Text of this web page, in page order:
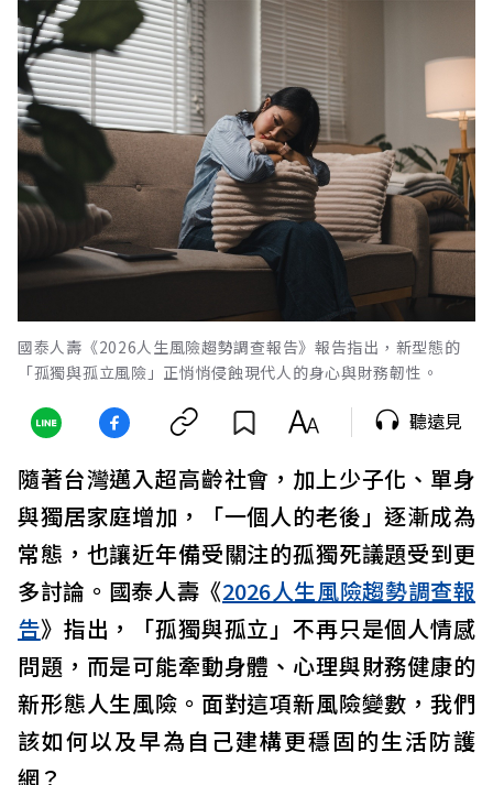
國泰人壽《2026人生風險趨勢調查報告》報告指出，新型態的
「孤獨與孤立風險」正悄悄侵蝕現代人的身心與財務韌性。
聽遠見
隨著台灣邁入超高齡社會，加上少子化、單身
與獨居家庭增加，「一個人的老後」逐漸成為
常態，也讓近年備受關注的孤獨死議題受到更
多討論。國泰人壽《2026人生風險趨勢調查報
告》指出，「孤獨與孤立」不再只是個人情感
問題，而是可能牽動身體、心理與財務健康的
新形態人生風險。面對這項新風險變數，我們
該如何以及早為自己建構更穩固的生活防護
網？